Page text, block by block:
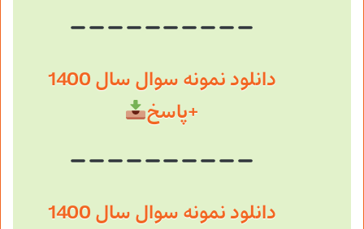
دانلود نمونه سوال سال 1400
+پاسخ
دانلود نمونه سوال سال 1400